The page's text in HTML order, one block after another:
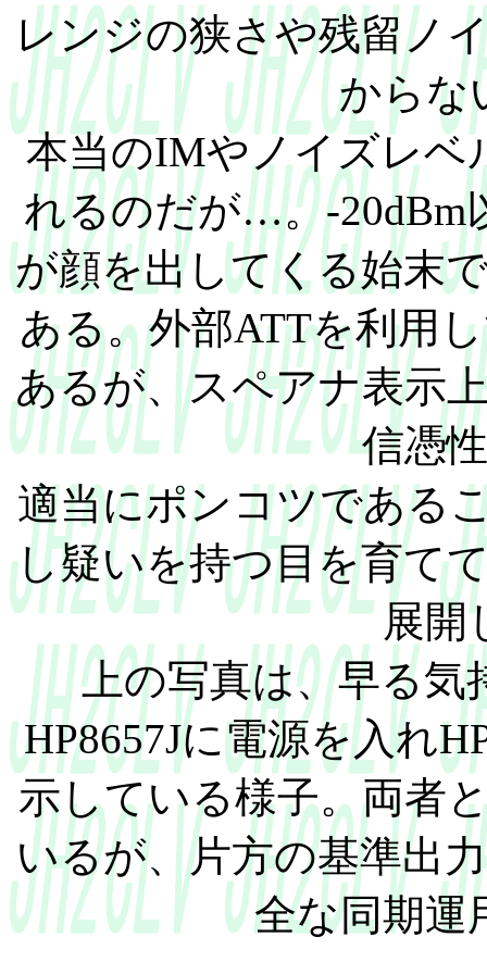
レンジの狭さや残留ノ
からな
本当のIMやノイズレベ
れるのだが…。-20dBm
が顔を出してくる始末
ある。外部ATTを利用
あるが、スペアナ表示
信憑
適当にポンコツである
し疑いを持つ目を育て
展開
上の写真は、早る気
HP8657Jに電源を入れ
示している様子。両者
いるが、片方の基準出
全な同期運